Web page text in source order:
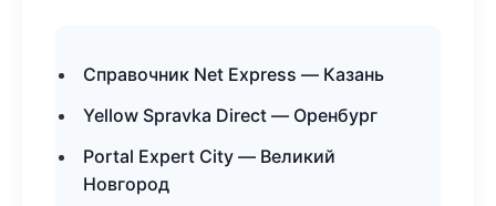
Справочник Net Express — Казань
Yellow Spravka Direct — Оренбург
Portal Expert City — Великий
Новгород